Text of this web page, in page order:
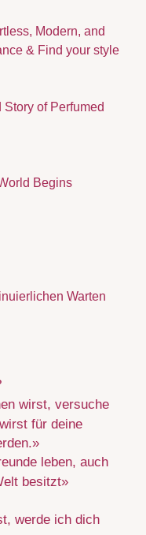
Modern, and
& Find your style
of Perfumed
Begins
Warten
wirst, versuche
für deine
leben, auch
besitzt»
werde ich dich